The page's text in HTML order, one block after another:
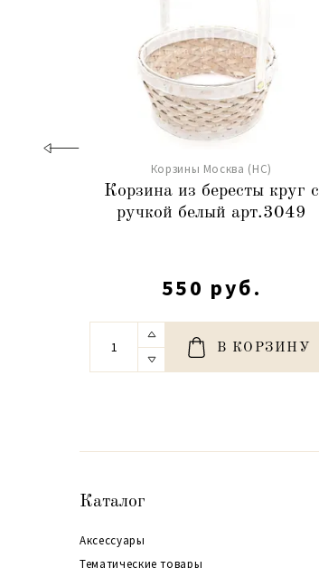
Корзины Москва (НС)
Корзина из бересты круг с
ручкой белый арт.3049
550 руб.
В КОРЗИНУ
Каталог
Аксессуары
Тематические товары